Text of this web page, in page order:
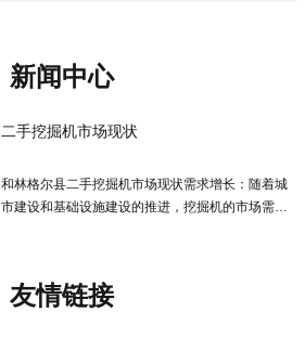
新闻中心
二手挖掘机市场现状
和林格尔县二手挖掘机市场现状需求增长：随着城
市建设和基础设施建设的推进，挖掘机的市场需求
友情链接